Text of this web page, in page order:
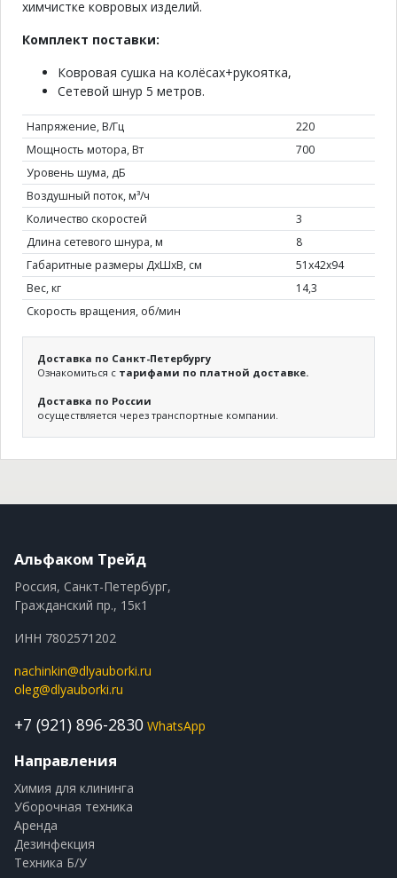
химчистке ковровых изделий.
Комплект поставки:
Ковровая сушка на колёсах+рукоятка,
Сетевой шнур 5 метров.
Напряжение, В/Гц
220
Мощность мотора, Вт
700
Уровень шума, дБ
Воздушный поток, м³/ч
Количество скоростей
3
Длина сетевого шнура, м
8
Габаритные размеры ДхШхВ, см
51х42х94
Вес, кг
14,3
Скорость вращения, об/мин
Доставка по Санкт-Петербургу
Ознакомиться с тарифами по платной доставке.
Доставка по России
осуществляется через транспортные компании.
Альфаком Трейд
Россия, Санкт-Петербург,
Гражданский пр., 15к1
ИНН 7802571202
nachinkin@dlyauborki.ru
oleg@dlyauborki.ru
+7 (921) 896-2830 WhatsApp
Направления
Химия для клининга
Уборочная техника
Аренда
Дезинфекция
Техника Б/У